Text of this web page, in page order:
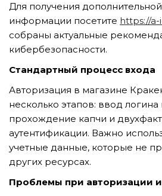
Nghề nghiệp...
Thành phố...
GỬI YÊU CẦU
Для получения
информации посетите https://a-
собраны актуальные
кибербезопасности.
Стандартный процесс входа
Авторизация в магазине
несколько этапов: ввод логина
прохождение капчи и
аутентификации. Важно
учетные данные, которые не
других ресурсах.
Проблемы при авторизации